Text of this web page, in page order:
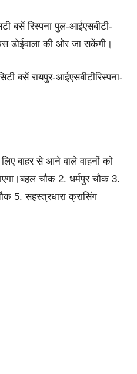
बसें रिस्पना पुल-आईएसबीटी-
डोईवाला की ओर जा सकेंगी।
बसें रायपुर-आईएसबीटीरिस्पना-
बाहर से आने वाले वाहनों को
चौक 2. धर्मपुर चौक 3.
5. सहस्त्रधारा क्रासिंग